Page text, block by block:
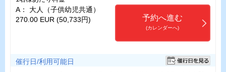
A： 大人（子供幼児共通）
270.00 EUR (50,733円)
予約へ進む
(カレンダーへ)
催行日/利用可能日